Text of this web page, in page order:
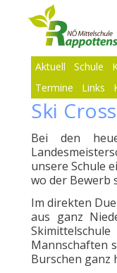
Aktuell Schule
Termine
Links
Ski
Bei den
unsere Schule
wo der Bewerb
Im direkten
aus ganz
Mannschaften
Burschen ganz